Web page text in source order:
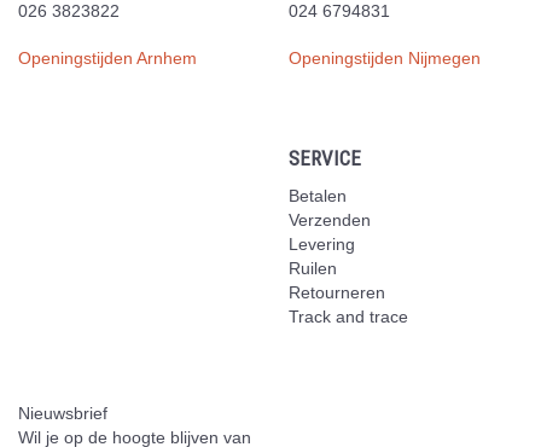
026 3823822
Openingstijden Arnhem
024 6794831
Openingstijden Nijmegen
SERVICE
Betalen
Verzenden
Levering
Ruilen
Retourneren
Track and trace
Nieuwsbrief
Wil je op de hoogte blijven van